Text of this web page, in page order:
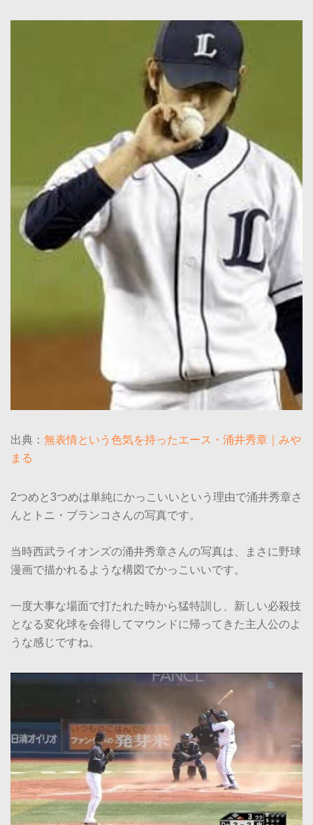
出典： 無表情という色気を持ったエース・涌井秀章｜みや
まる
2つめと3つめは単純にかっこいいという理由で涌井秀章さ
んとトニ・ブランコさんの写真です。
当時西武ライオンズの涌井秀章さんの写真は、まさに野球
漫画で描かれるような構図でかっこいいです。
一度大事な場面で打たれた時から猛特訓し、新しい必殺技
となる変化球を会得してマウンドに帰ってきた主人公のよ
うな感じですね。